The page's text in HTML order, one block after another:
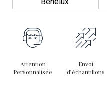
et confort. Grâce à sa
Avec une installation et un
Black est un choix fiable et
quel espace, apportant une
unique.
Attention
Personnalisée
Envoi
d’échantillons